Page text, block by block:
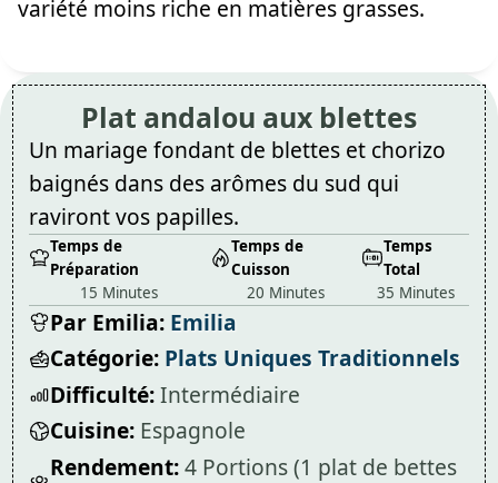
variété moins riche en matières grasses.
Plat andalou aux blettes
Un mariage fondant de blettes et chorizo
baignés dans des arômes du sud qui
raviront vos papilles.
Temps de
Préparation
15 Minutes
Temps de
Cuisson
20 Minutes
Temps
Total
35 Minutes
Par Emilia: Emilia
Catégorie: Plats Uniques Traditionnels
Difficulté:Intermédiaire
Cuisine: Espagnole
Rendement:4 Portions (1 plat de bettes